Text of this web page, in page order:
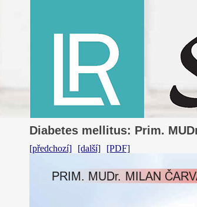
Diabetes mellitus: Prim.
[předchozí] [další] [PDF]
PRIM. MUDr. MILAN ČARV